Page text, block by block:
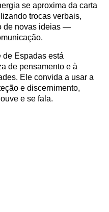
se aproxima da carta
trocas verbais,
de novas ideias —
de Espadas está
de pensamento e à
Ele convida a usar a
e discernimento,
e se fala.